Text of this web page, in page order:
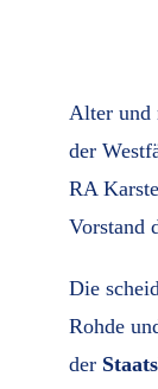
Alter und
der
RA
Vorstand
Die
Rohde
der